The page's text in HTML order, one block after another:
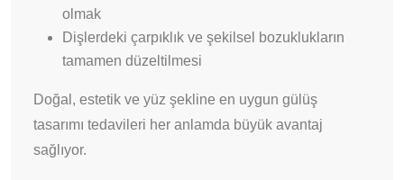
olmak
Dişlerdeki çarpıklık ve şekilsel bozuklukların
tamamen düzeltilmesi
Doğal, estetik ve yüz şekline en uygun gülüş
tasarımı tedavileri her anlamda büyük avantaj
sağlıyor.